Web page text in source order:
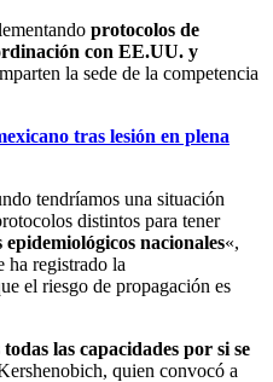
protocolos de
con EE.UU. y
la sede de la competencia
tras lesión en plena
tendríamos una situación
distintos para tener
epidemiológicos nacionales«,
ha registrado la
el riesgo de propagación es
todas las capacidades por si se
quien convocó a